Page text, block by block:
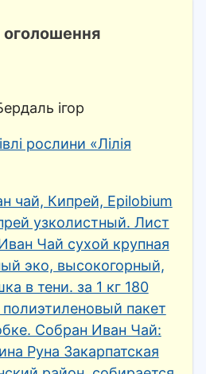
ігор
рослини «Лілія
чай, Кипрей, Epilobium
узколистный. Лист
Чай сухой крупная
эко, высокогорный,
в тени. за 1 кг 180
полиэтиленовый пакет
Собран Иван Чай:
Руна Закарпатская